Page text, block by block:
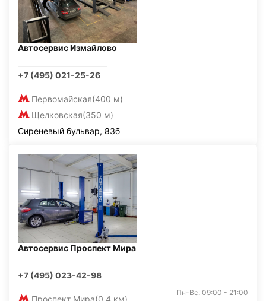
Автосервис Измайлово
+7 (495) 021-25-26
Первомайская(400 м)
Щелковская(350 м)
Сиреневый бульвар, 83б
Автосервис Проспект Мира
+7 (495) 023-42-98
Проспект Мира(0,4 км)
Пн-Вс: 09:00 - 21:00